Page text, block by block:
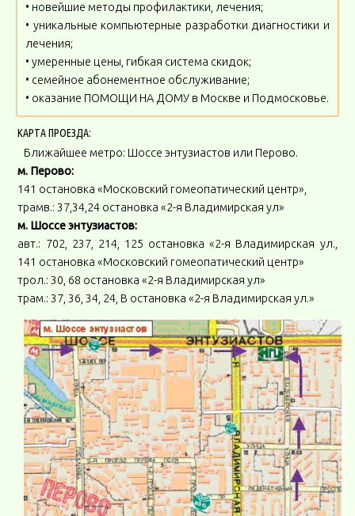
• новейшие методы профилактики, лечения;
• уникальные компьютерные разработки диагностики и
лечения;
• умеренные цены, гибкая система скидок;
• семейное абонементное обслуживание;
• оказание ПОМОЩИ НА ДОМУ в Москве и Подмосковье.
КАРТА ПРОЕЗДА:
Ближайшее метро: Шоссе энтузиастов или Перово.
м. Перово:
141 остановка «Московский гомеопатический центр»,
трамв.: 37,34,24 остановка «2-я Владимирская ул»
м. Шоссе энтузиастов:
авт.: 702, 237, 214, 125 остановка «2-я Владимирская ул.,
141 остановка «Московский гомеопатический центр»
трол.: 30, 68 остановка «2-я Владимирская ул»
трам.: 37, 36, 34, 24, В остановка «2-я Владимирская ул.»